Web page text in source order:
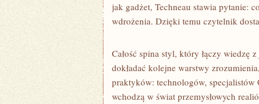
jak gadżet, Techneau stawia pytanie:
wdrożenia. Dzięki temu czytelnik
Całość spina styl, który łączy wiedzę
dokładać kolejne warstwy
praktyków: technologów,
wchodzą w świat przemysłowych